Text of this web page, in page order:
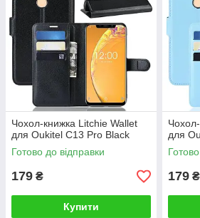
Чохол-книжка Litchie Wallet
для Oukitel C13 Pro Black
Готово до відправки
179 ₴
Купити
для
179 ₴